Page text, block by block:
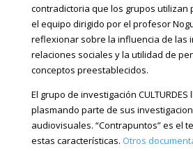
contradictoria que los grupos utilizan
el equipo dirigido por el profesor
reflexionar sobre la influencia de las
relaciones sociales y la utilidad de
conceptos preestablecidos.
El grupo de investigación
plasmando parte de sus
audiovisuales. “Contrapuntos” es el
estas características. Otros